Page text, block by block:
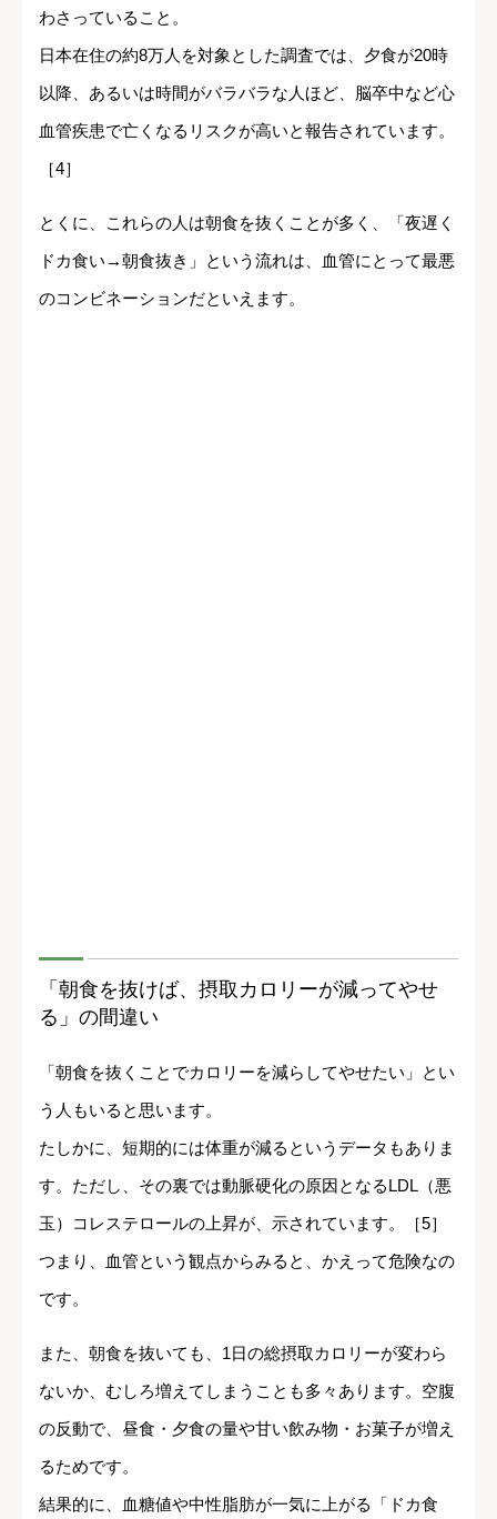
わさっていること。
日本在住の約8万人を対象とした調査では、夕食が20時
以降、あるいは時間がバラバラな人ほど、脳卒中など心
血管疾患で亡くなるリスクが高いと報告されています。
［4］
とくに、これらの人は朝食を抜くことが多く、「夜遅く
ドカ食い→朝食抜き」という流れは、血管にとって最悪
のコンビネーションだといえます。
「朝食を抜けば、摂取カロリーが減ってやせ
る」の間違い
「朝食を抜くことでカロリーを減らしてやせたい」とい
う人もいると思います。
たしかに、短期的には体重が減るというデータもありま
す。ただし、その裏では動脈硬化の原因となるLDL（悪
玉）コレステロールの上昇が、示されています。［5］
つまり、血管という観点からみると、かえって危険なの
です。
また、朝食を抜いても、1日の総摂取カロリーが変わら
ないか、むしろ増えてしまうことも多々あります。空腹
の反動で、昼食・夕食の量や甘い飲み物・お菓子が増え
るためです。
結果的に、血糖値や中性脂肪が一気に上がる「ドカ食